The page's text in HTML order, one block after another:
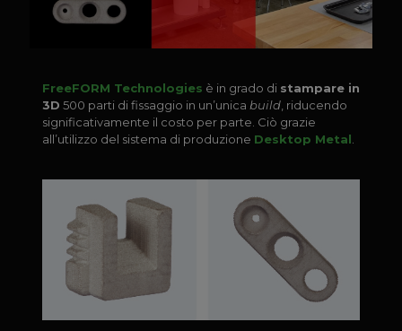
FreeFORM Technologies è in grado di stampare in
3D 500 parti di fissaggio in un’unica build, riducendo
significativamente il costo per parte. Ciò grazie
all’utilizzo del sistema di produzione Desktop Metal